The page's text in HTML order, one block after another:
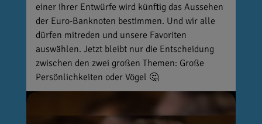
einer ihrer Entwürfe wird künftig das Aussehen
der Euro-Banknoten bestimmen. Und wir alle
dürfen mitreden und unsere Favoriten
auswählen. Jetzt bleibt nur die Entscheidung
zwischen den zwei großen Themen: Große
Persönlichkeiten oder Vögel 🤔